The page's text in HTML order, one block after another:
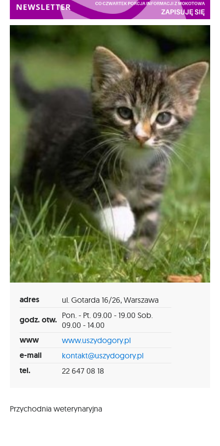
adres ul. Gotarda 16/26, Warszawa
godz. otw. Pon. - Pt. 09.00 - 19.00 Sob.
09.00 - 14.00
www www.uszydogory.pl
e-mail kontakt@uszydogory.pl
tel. 22 647 08 18
Przychodnia weterynaryjna